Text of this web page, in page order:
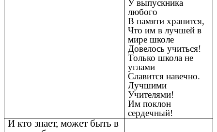
У выпускника
любого
В памяти хранится,
Что им в лучшей в
мире школе
Довелось учиться!
Только школа не
углами
Славится навечно.
Лучшими
Учителями!
Им поклон
сердечный!
И кто знает, может быть в